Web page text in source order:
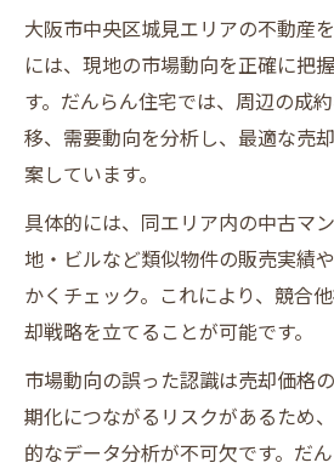
大阪市中央区城見エリアの不動産
には、現地の市場動向を正確に把
す。だんらん住宅では、周辺の成
移、需要動向を分析し、最適な売
案しています。
具体的には、同エリア内の中古マ
地・ビルなど類似物件の販売実績
かくチェック。これにより、競合
却戦略を立てることが可能です。
市場動向の誤った認識は売却価格
期化につながるリスクがあるため
的なデータ分析が不可欠です。だ